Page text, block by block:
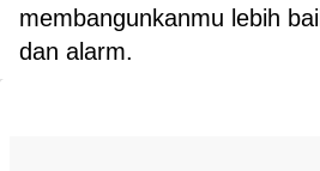
membangunkanmu lebih
dan alarm.